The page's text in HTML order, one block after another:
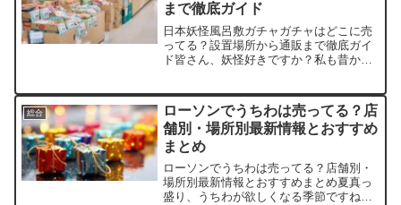
まで徹底ガイド
日本妖怪風呂敷ガチャガチャはどこに売
ってる？設置場所から通販まで徹底ガイ
ド皆さん、妖怪好きですか？私も昔から
は、日本妖怪風呂敷ガチャガチャを売っ
ている取扱店や、平均的な...
総合
ローソンでうちわは売ってる？店
舗別・場所別最新情報とおすすめ
まとめ
ローソンでうちわは売ってる？店舗別・
場所別最新情報とおすすめまとめ夏真っ
盛り、うちわが欲しくなる季節ですね。